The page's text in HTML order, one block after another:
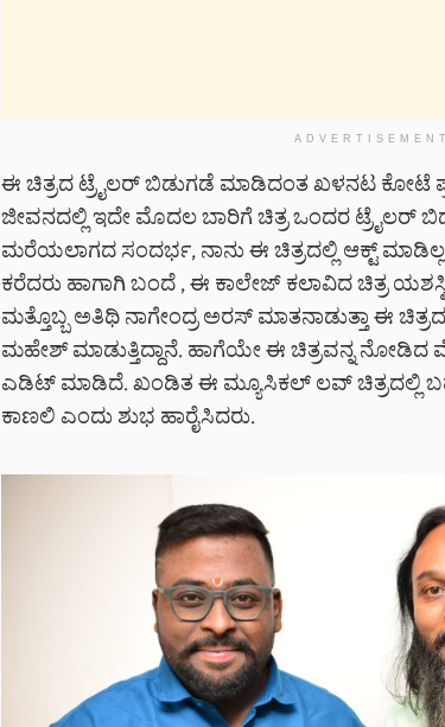
ADVERTISEMENT
ಈ ಚಿತ್ರದ ಟ್ರೈಲರ್ ಬಿಡುಗಡೆ ಮಾಡಿದಂತ ಖಳನಟ ಕೋಟೆ
ಜೀವನದಲ್ಲಿ ಇದೇ ಮೊದಲ ಬಾರಿಗೆ ಚಿತ್ರ ಒಂದರ ಟ್ರೈಲರ್
ಮರೆಯಲಾಗದ ಸಂದರ್ಭ, ನಾನು ಈ ಚಿತ್ರದಲ್ಲಿ ಆಕ್ಟ್
ಕರೆದರು ಹಾಗಾಗಿ ಬಂದೆ , ಈ ಕಾಲೇಜ್ ಕಲಾವಿದ ಚಿತ್ರ
ಮತ್ತೊಬ್ಬ ಅತಿಥಿ ನಾಗೇಂದ್ರ ಅರಸ್ ಮಾತನಾಡುತ್ತಾ ಈ
ಮಹೇಶ್ ಮಾಡುತ್ತಿದ್ದಾನೆ. ಹಾಗೆಯೇ ಈ ಚಿತ್ರವನ್ನ ನೋಡಿದ
ಎಡಿಟ್ ಮಾಡಿದೆ. ಖಂಡಿತ ಈ ಮ್ಯೂಸಿಕಲ್ ಲವ್ ಚಿತ್ರದಲ್ಲಿ
ಕಾಣಲಿ ಎಂದು ಶುಭ ಹಾರೈಸಿದರು.